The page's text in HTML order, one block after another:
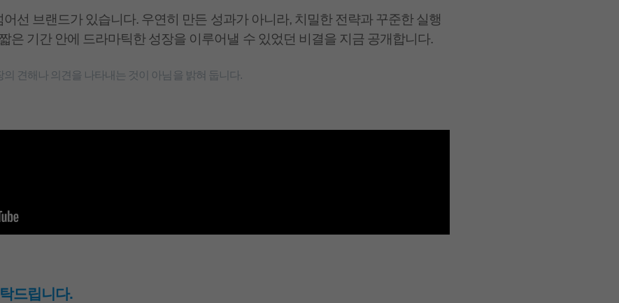
선 브랜드가 있습니다. 우연히 만든 성과가 아니라, 치밀한 전략과 꾸준한 실행
은 기간 안에 드라마틱한 성장을 이루어낼 수 있었던 비결을 지금 공개합니다.
견해나 의견을 나타내는 것이 아님을 밝혀 둡니다.
드립니다.